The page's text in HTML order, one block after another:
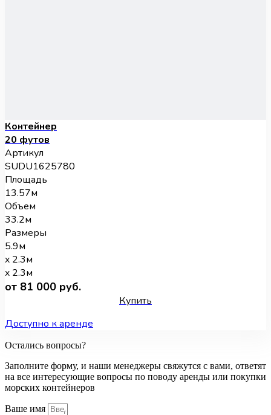
Контейнер
20 футов
Артикул
SUDU1625780
Площадь
13.57м
Объем
33.2м
Размеры
5.9м
x 2.3м
x 2.3м
от 81 000 руб.
Купить
Доступно к аренде
Остались вопросы?
Заполните форму, и наши менеджеры свяжутся с вами, ответят
на все интересующие вопросы по поводу аренды или покупки
морских контейнеров
Ваше имя